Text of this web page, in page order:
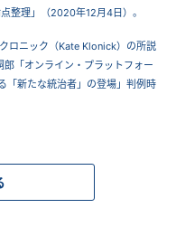
整理」（2020年12月4日）。
ロニック（Kate Klonick）の所説
「オンライン・プラットフォー
「新たな統治者」の登場」判例時